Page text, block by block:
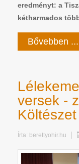
eredményt: a
kétharmados
Bővebben ...
versek -
Írta: berettyohir.hu